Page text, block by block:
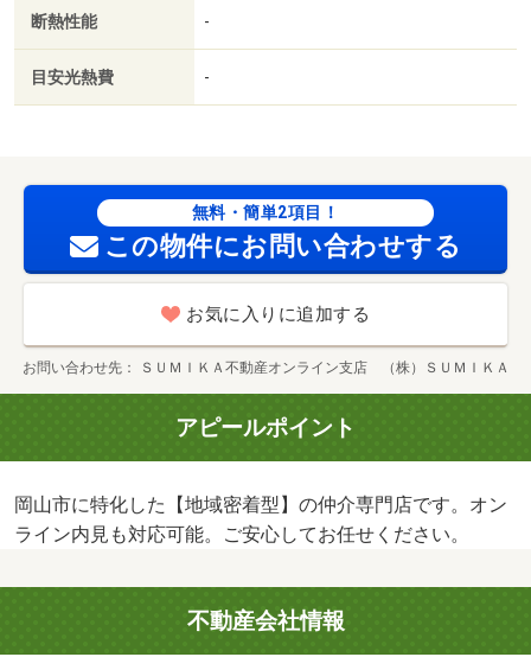
断熱性能 -
目安光熱費 -
無料・簡単2項目！
この物件にお問い合わせする
お気に入りに追加する
お問い合わせ先 ＳＵＭＩＫＡ不動産オンライン支店 （株）ＳＵＭＩＫＡ
アピールポイント
岡山市に特化した【地域密着型】の仲介専門店です。オン
ライン内見も対応可能。ご安心してお任せください。
不動産会社情報